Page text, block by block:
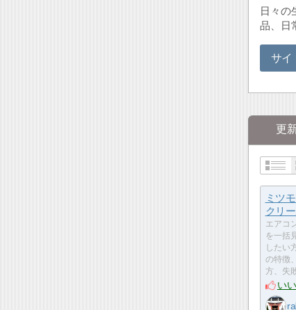
日々の
品、日
サイ
更
ミツ
クリ
エアコ
を一括
したい
の特徴
方、失
い